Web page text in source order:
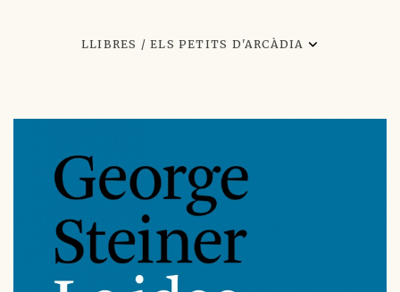
LLIBRES / ELS PETITS D'ARCÀDIA